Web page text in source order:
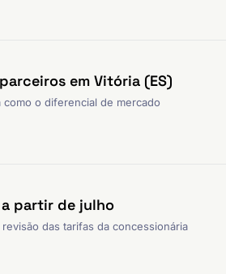
em Vitória (ES)
o diferencial de mercado
a partir de julho
das tarifas da concessionária